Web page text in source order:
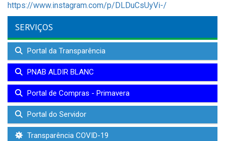
https://www.instagram.com/p/DLDuCsUyVi-/
SERVIÇOS
Portal da Transparência
PNAB ALDIR BLANC
Portal de Compras - Primavera
Portal do Servidor
Transparência COVID-19